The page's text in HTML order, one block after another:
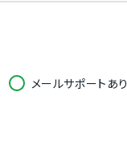
メールサポートあり